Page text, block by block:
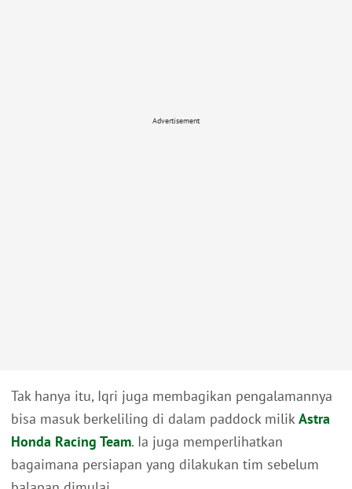
Advertisement
Tak hanya itu, Iqri juga membagikan pengalamannya
bisa masuk berkeliling di dalam paddock milik Astra
Honda Racing Team. Ia juga memperlihatkan
bagaimana persiapan yang dilakukan tim sebelum